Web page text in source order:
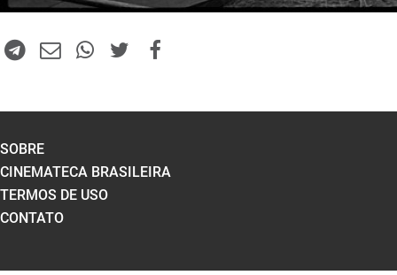
SOBRE
CINEMATECA BRASILEIRA
TERMOS DE USO
CONTATO